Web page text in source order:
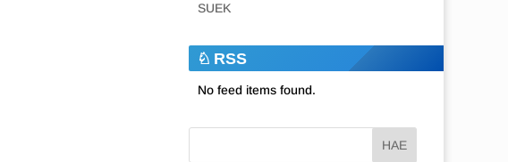
SUEK
RSS
No feed items found.